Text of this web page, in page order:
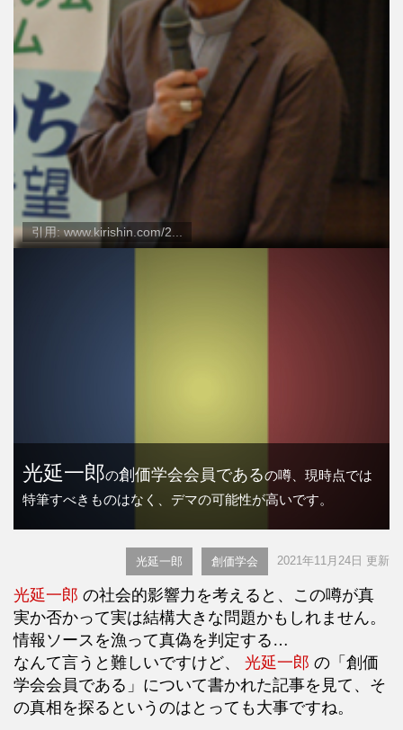
引用: www.kirishin.com/2...
光延一郎の創価学会会員であるの噂、現時点では
特筆すべきものはなく、デマの可能性が高いです。
光延一郎 創価学会 2021年11月24日 更新
光延一郎 の社会的影響力を考えると、この噂が真
実か否かって実は結構大きな問題かもしれません。
情報ソースを漁って真偽を判定する…
なんて言うと難しいですけど、 光延一郎 の「創価
学会会員である」について書かれた記事を見て、そ
の真相を探るというのはとっても大事ですね。